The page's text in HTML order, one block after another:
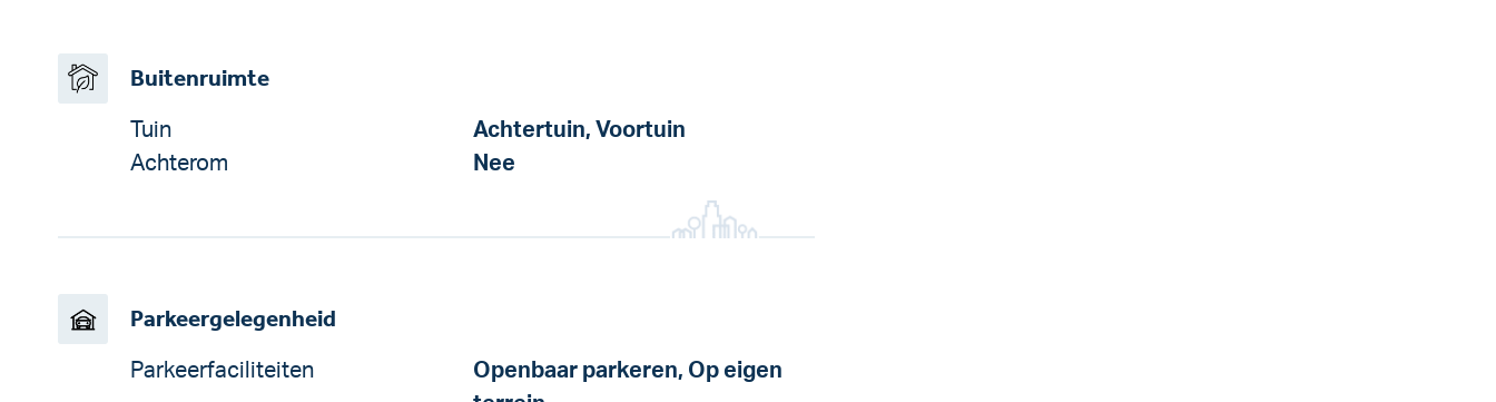
Buitenruimte
Tuin
Achtertuin, Voortuin
Achterom
Nee
Parkeergelegenheid
Parkeerfaciliteiten
Openbaar parkeren, Op eigen